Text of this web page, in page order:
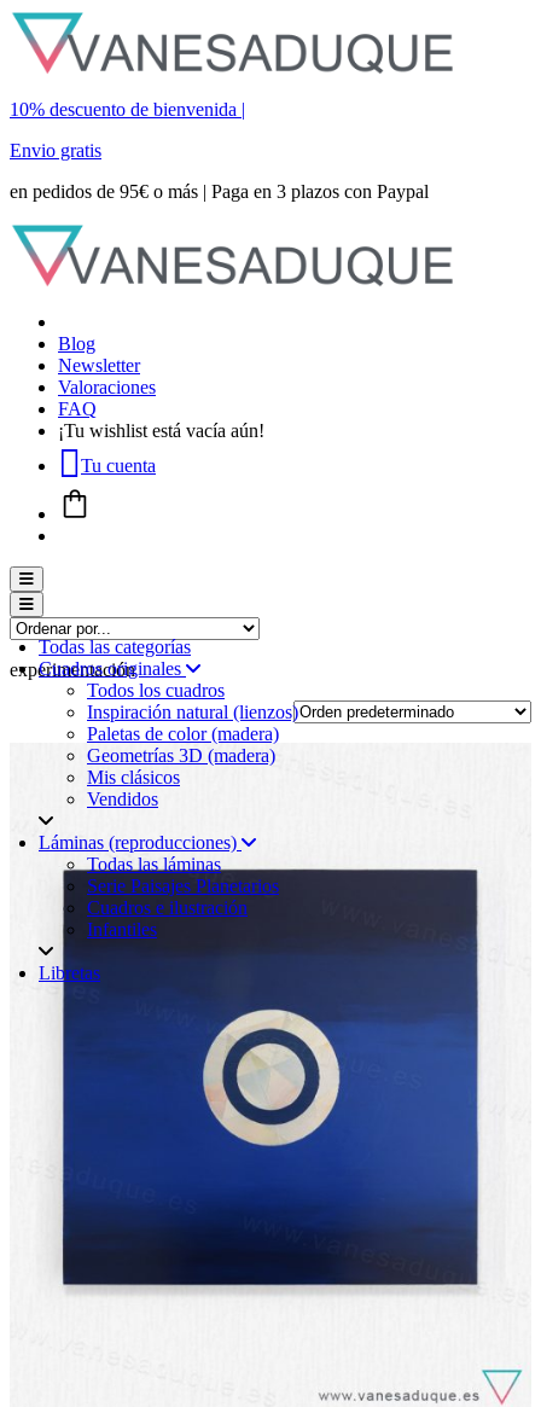
10% descuento de bienvenida |
Envio gratis
en pedidos de 95€ o más | Paga en 3 plazos con Paypal
Blog
Newsletter
Valoraciones
FAQ
¡Tu wishlist está vacía aún!
Tu cuenta
Menú conmutador hamburguesa
Todas las categorías
Cuadros originales
Todos los cuadros
Inspiración natural (lienzos)
Paletas de color (madera)
Geometrías 3D (madera)
Mis clásicos
Vendidos
Láminas (reproducciones)
Todas las láminas
Serie Paisajes Planetarios
Cuadros e ilustración
Infantiles
Libretas
Menú conmutador hamburguesa
experimentación